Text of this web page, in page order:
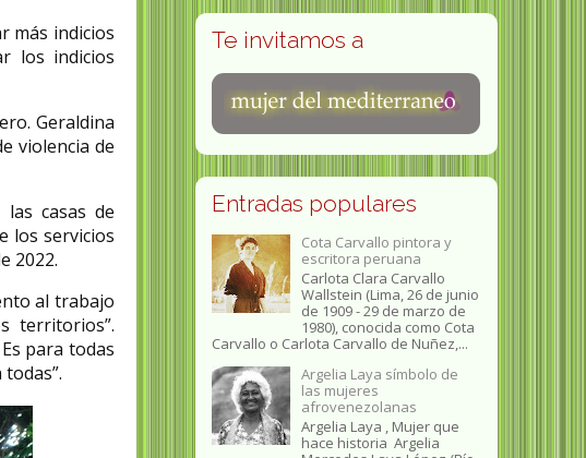
más indicios
los indicios
Geraldina
violencia de
casas de
los servicios
2022.
al trabajo
territorios”.
para todas
Te invitamos a
Entradas populares
Cota Carvallo pintora y
escritora peruana
Carlota Clara Carvallo
Wallstein (Lima, 26 de junio
de 1909 - 29 de marzo de
1980), conocida como Cota
Carvallo o Carlota Carvallo de Nuñez,...
Argelia Laya símbolo de
las mujeres
afrovenezolanas
Argelia Laya , Mujer que
hace historia Argelia